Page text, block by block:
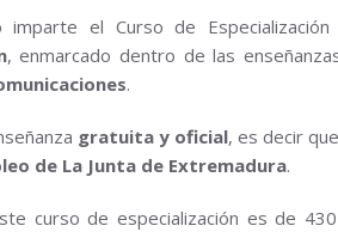
imparte el Curso de
, enmarcado dentro de las
.
gratuita y oficial, es decir
de La Junta de Extremadura.
curso de especialización es de